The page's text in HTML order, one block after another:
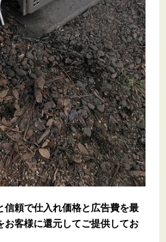
信頼で仕入れ価格と広告費を最
お客様に還元してご提供してお